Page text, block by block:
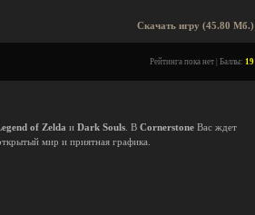
Скачать игру (45.80 Мб.)
Рейтинга пока нет | Баллы: 19
of Zelda и Dark Souls . В Cornerstone Вас ждет
мир и приятная графика.